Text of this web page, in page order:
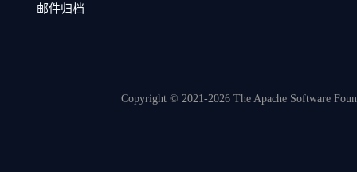
邮件归档
Copyright © 2021-2026 The Apache Software